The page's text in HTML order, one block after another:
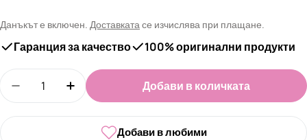
Данъкът е включен. Доставката се изчислява при плащане.
Гаранция за качество 100% оригинални продукти
Намали количеството за Видео урок - Светещи
Увеличи количеството за Видео урок
Добави в количката
Добави в любими